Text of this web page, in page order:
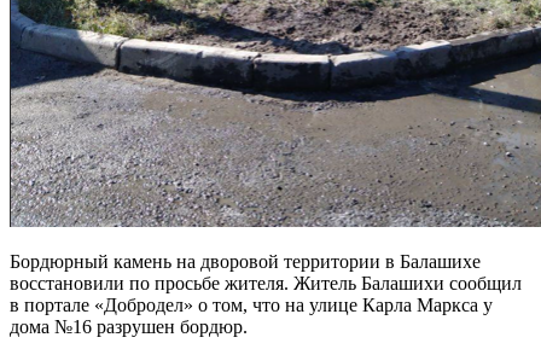
Бордюрный камень на дворовой территории в Балашихе
восстановили по просьбе жителя. Житель Балашихи сообщил
в портале «Добродел» о том, что на улице Карла Маркса у
дома №16 разрушен бордюр.